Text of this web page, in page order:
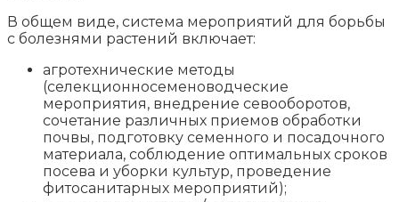
В общем виде, система мероприятий для борьбы
с болезнями растений включает:
агротехнические методы
(селекционносеменоводческие
мероприятия, внедрение севооборотов,
сочетание различных приемов обработки
почвы, подготовку семенного и посадочного
материала, соблюдение оптимальных сроков
посева и уборки культур, проведение
фитосанитарных мероприятий);